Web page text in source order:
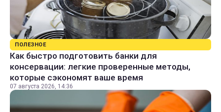
ПОЛЕЗНОЕ
Как быстро подготовить банки для
консервации: легкие проверенные методы,
которые сэкономят ваше время
07 августа 2026, 14:36